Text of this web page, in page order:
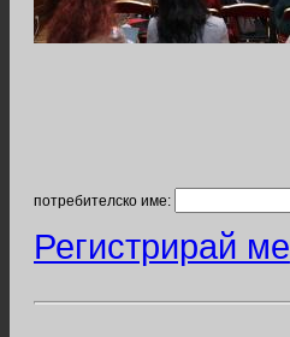
потребителско име:
Регистрирай ме